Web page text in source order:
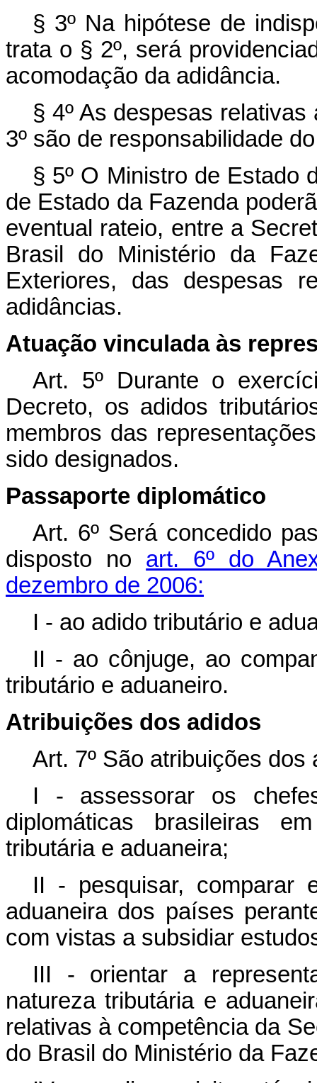
§ 3º Na hipótese de
trata o § 2º, será
acomodação da adidância.
§ 4º As despesas
3º são de responsabilidade
§ 5º O Ministro de Estado
de Estado da Fazenda
eventual rateio, entre a
Brasil do Ministério da
Exteriores, das despesas
adidâncias.
Atuação vinculada às
Art. 5º Durante o
Decreto, os adidos
membros das
sido designados.
Passaporte diplomático
Art. 6º Será concedido
disposto no art. 6º do
dezembro de 2006:
I - ao adido tributário e
II - ao cônjuge, ao
tributário e aduaneiro.
Atribuições dos adidos
Art. 7º São atribuições
I - assessorar os
diplomáticas brasileiras
tributária e aduaneira;
II - pesquisar, comparar
aduaneira dos países
com vistas a subsidiar
III - orientar a
natureza tributária e
relativas à competência da
do Brasil do Ministério da